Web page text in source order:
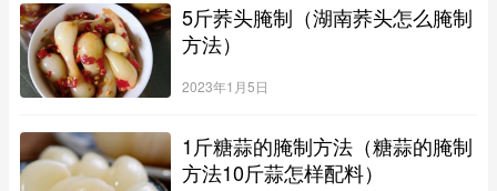
5斤荞头腌制（湖南荞头怎么腌制
方法）
2023年1月5日
1斤糖蒜的腌制方法（糖蒜的腌制
方法10斤蒜怎样配料）